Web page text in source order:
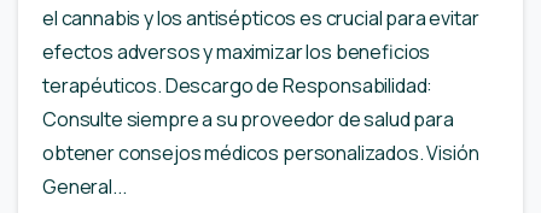
el cannabis y los antisépticos es crucial para evitar
efectos adversos y maximizar los beneficios
terapéuticos. Descargo de Responsabilidad:
Consulte siempre a su proveedor de salud para
obtener consejos médicos personalizados. Visión
General...